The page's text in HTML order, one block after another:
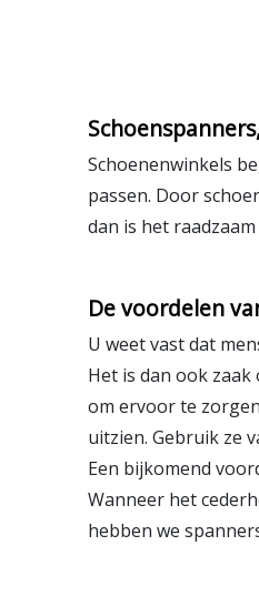
Schoenenwinkels
passen. Door
dan is het
De voordelen
U weet vast dat
Het is dan ook
om ervoor te
uitzien. Gebruik ze
Een bijkomend
Wanneer het
hebben we